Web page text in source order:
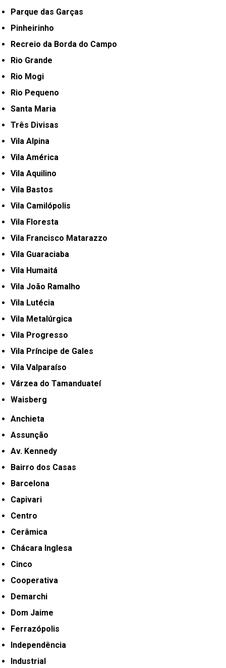
Parque das Garças
Pinheirinho
Recreio da Borda do Campo
Rio Grande
Rio Mogi
Rio Pequeno
Santa Maria
Três Divisas
Vila Alpina
Vila América
Vila Aquilino
Vila Bastos
Vila Camilópolis
Vila Floresta
Vila Francisco Matarazzo
Vila Guaraciaba
Vila Humaitá
Vila João Ramalho
Vila Lutécia
Vila Metalúrgica
Vila Progresso
Vila Príncipe de Gales
Vila Valparaíso
Várzea do Tamanduateí
Waisberg
Anchieta
Assunção
Av. Kennedy
Bairro dos Casas
Barcelona
Capivari
Centro
Cerâmica
Chácara Inglesa
Cinco
Cooperativa
Demarchi
Dom Jaime
Ferrazópolis
Independência
Industrial